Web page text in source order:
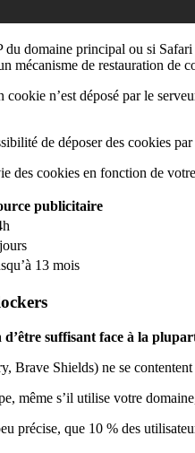
du domaine principal ou si
mécanisme de restauration
cookie n’est déposé par le
de déposer des cookies
des cookies en fonction de
publicitaire
13 mois
d’être suffisant face à la
Shields) ne se
même s’il utilise votre
précise, que 10 % des